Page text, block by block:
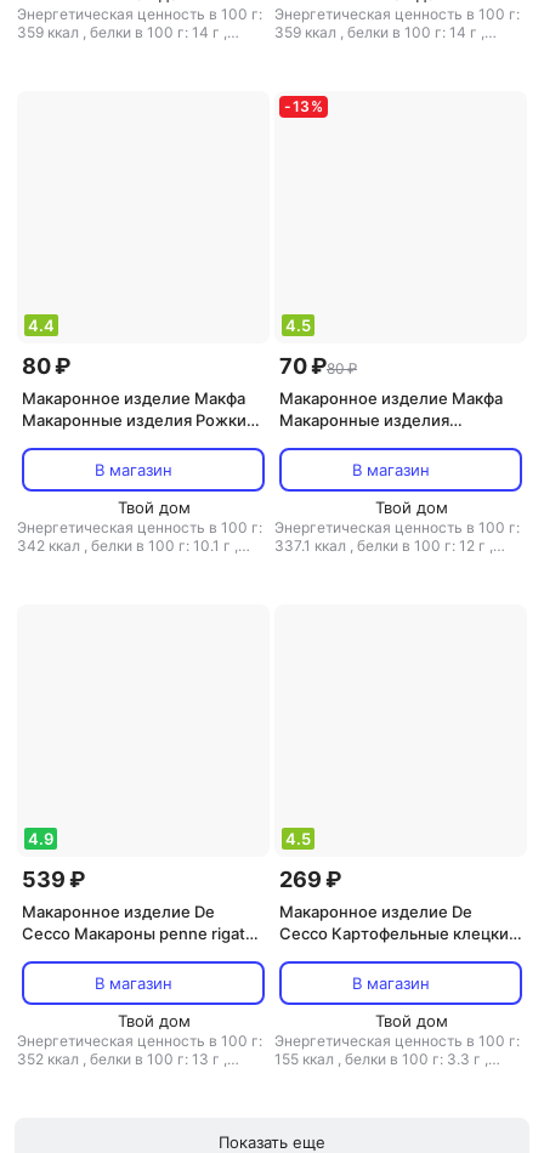
Энергетическая ценность в 100 г:
359 ккал , белки в 100 г: 14 г ,
Энергетическая ценность в 100 г:
359 ккал , белки в 100 г: 14 г ,
4.4
80 ₽
Макаронное изделие Макфа
Макаронные изделия Рожки
В магазин
Твой дом
Энергетическая ценность в 100 г:
342 ккал , белки в 100 г: 10.1 г ,
-13 %
4.5
70 ₽80 ₽
Макаронное изделие Макфа
Макаронные изделия
В магазин
Твой дом
Энергетическая ценность в 100 г:
337.1 ккал , белки в 100 г: 12 г ,
4.9
539 ₽
Макаронное изделие De
Cecco Макароны penne rigate
В магазин
Твой дом
Энергетическая ценность в 100 г:
352 ккал , белки в 100 г: 13 г ,
4.5
269 ₽
Макаронное изделие De
Cecco Картофельные клецки
В магазин
Твой дом
Энергетическая ценность в 100 г:
155 ккал , белки в 100 г: 3.3 г ,
Показать еще